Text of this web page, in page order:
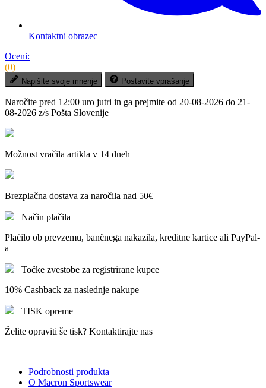
Kontaktni obrazec
Oceni:
(0)
Napišite svoje mnenje Postavite vprašanje
Naročite pred 12:00 uro jutri in ga prejmite od 20-08-2026 do 21-
08-2026 z/s Pošta Slovenije
Možnost vračila artikla v 14 dneh
Brezplačna dostava za naročila nad 50€
Način plačila
Plačilo ob prevzemu, bančnega nakazila, kreditne kartice ali PayPal-
a
Točke zvestobe za registrirane kupce
10% Cashback za naslednje nakupe
TISK opreme
Želite opraviti še tisk? Kontaktirajte nas
Podrobnosti produkta
O Macron Sportswear